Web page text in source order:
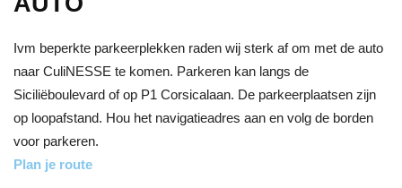
Ivm beperkte parkeerplekken raden wij sterk af om met de auto
naar CuliNESSE te komen. Parkeren kan langs de
Siciliëboulevard of op P1 Corsicalaan. De parkeerplaatsen zijn
op loopafstand. Hou het navigatieadres aan en volg de borden
voor parkeren.
Plan je route